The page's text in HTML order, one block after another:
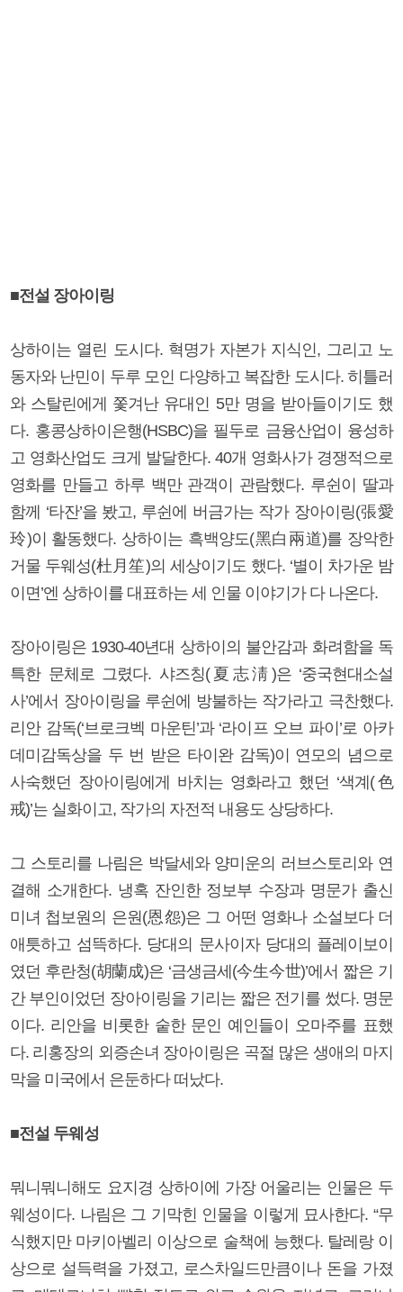
■전설 장아이링
상하이는 열린 도시다. 혁명가 자본가 지식인, 그리고 노
동자와 난민이 두루 모인 다양하고 복잡한 도시다. 히틀러
와 스탈린에게 쫓겨난 유대인 5만 명을 받아들이기도 했
다. 홍콩상하이은행(HSBC)을 필두로 금융산업이 융성하
고 영화산업도 크게 발달한다. 40개 영화사가 경쟁적으로
영화를 만들고 하루 백만 관객이 관람했다. 루쉰이 딸과
함께 ‘타잔’을 봤고, 루쉰에 버금가는 작가 장아이링(張愛
玲)이 활동했다. 상하이는 흑백양도(黑白兩道)를 장악한
거물 두웨성(杜月笙)의 세상이기도 했다. ‘별이 차가운 밤
이면’엔 상하이를 대표하는 세 인물 이야기가 다 나온다.
장아이링은 1930-40년대 상하이의 불안감과 화려함을 독
특한 문체로 그렸다. 샤즈칭(夏志淸)은 ‘중국현대소설
사’에서 장아이링을 루쉰에 방불하는 작가라고 극찬했다.
리안 감독(‘브로크벡 마운틴’과 ‘라이프 오브 파이’로 아카
데미감독상을 두 번 받은 타이완 감독)이 연모의 념으로
사숙했던 장아이링에게 바치는 영화라고 했던 ‘색계(色
戒)’는 실화이고, 작가의 자전적 내용도 상당하다.
그 스토리를 나림은 박달세와 양미운의 러브스토리와 연
결해 소개한다. 냉혹 잔인한 정보부 수장과 명문가 출신
미녀 첩보원의 은원(恩怨)은 그 어떤 영화나 소설보다 더
애틋하고 섬뜩하다. 당대의 문사이자 당대의 플레이보이
였던 후란청(胡蘭成)은 ‘금생금세(今生今世)’에서 짧은 기
간 부인이었던 장아이링을 기리는 짧은 전기를 썼다. 명문
이다. 리안을 비롯한 숱한 문인 예인들이 오마주를 표했
다. 리홍장의 외증손녀 장아이링은 곡절 많은 생애의 마지
막을 미국에서 은둔하다 떠났다.
■전설 두웨성
뭐니뭐니해도 요지경 상하이에 가장 어울리는 인물은 두
웨성이다. 나림은 그 기막힌 인물을 이렇게 묘사한다. “무
식했지만 마키아벨리 이상으로 술책에 능했다. 탈레랑 이
상으로 설득력을 가졌고, 로스차일드만큼이나 돈을 가졌